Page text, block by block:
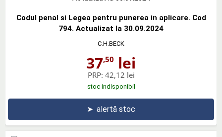
Codul penal si Legea pentru punerea in aplicare. Cod
794. Actualizat la 30.09.2024
C.H.BECK
37,50 lei
PRP: 42,12 lei
stoc indisponibil
➤ alertă stoc